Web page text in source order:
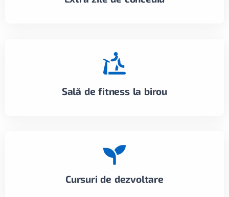
Sală de fitness la birou
Cursuri de dezvoltare